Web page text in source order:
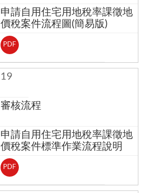
申請自用住宅用地稅率課徵地
價稅案件流程圖(簡易版)
PDF
19
審核流程
申請自用住宅用地稅率課徵地
價稅案件標準作業流程說明
PDF